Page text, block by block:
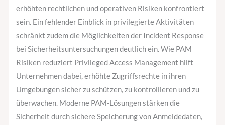
erhöhten rechtlichen und operativen Risiken konfrontiert
sein. Ein fehlender Einblick in privilegierte Aktivitäten
schränkt zudem die Möglichkeiten der Incident Response
bei Sicherheitsuntersuchungen deutlich ein. Wie PAM
Risiken reduziert Privileged Access Management hilft
Unternehmen dabei, erhöhte Zugriffsrechte in ihren
Umgebungen sicher zu schützen, zu kontrollieren und zu
überwachen. Moderne PAM-Lösungen stärken die
Sicherheit durch sichere Speicherung von Anmeldedaten,